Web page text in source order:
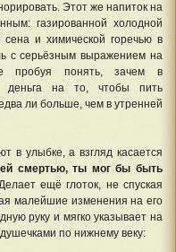
Этот же напиток на
газированной холодной
и химической горечью в
с серьёзным выражением на
пробуя понять, зачем в
деньга на то, чтобы пить
ли больше, чем в утренней
в улыбке, а взгляд касается
смертью, ты мог бы быть
ещё глоток, не спуская
малейшие изменения на его
руку и мягко указывает на
по нижнему веку: